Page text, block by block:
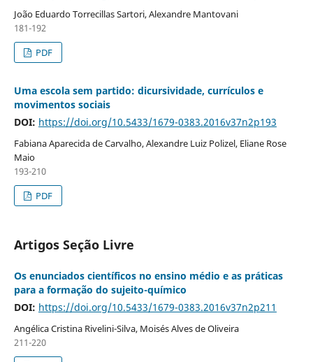
João Eduardo Torrecillas Sartori, Alexandre Mantovani
181-192
PDF
Uma escola sem partido: dicursividade, currículos e
movimentos sociais
DOI: https://doi.org/10.5433/1679-0383.2016v37n2p193
Fabiana Aparecida de Carvalho, Alexandre Luiz Polizel, Eliane Rose
Maio
193-210
PDF
Artigos Seção Livre
Os enunciados científicos no ensino médio e as práticas
para a formação do sujeito-químico
DOI: https://doi.org/10.5433/1679-0383.2016v37n2p211
Angélica Cristina Rivelini-Silva, Moisés Alves de Oliveira
211-220